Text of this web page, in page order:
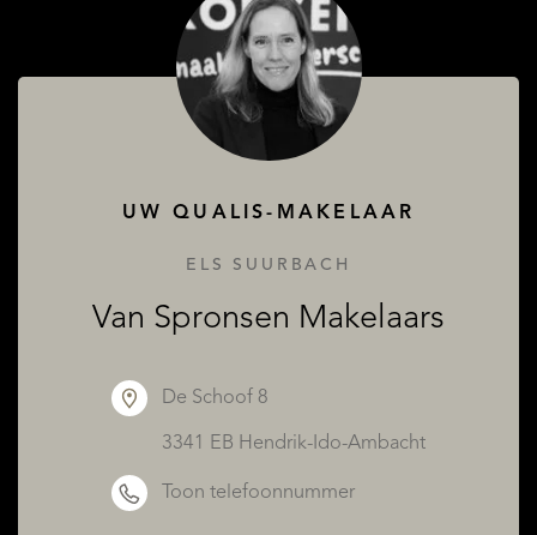
UW QUALIS-MAKELAAR
ELS SUURBACH
Van Spronsen Makelaars
De Schoof 8
3341 EB Hendrik-Ido-Ambacht
Toon telefoonnummer